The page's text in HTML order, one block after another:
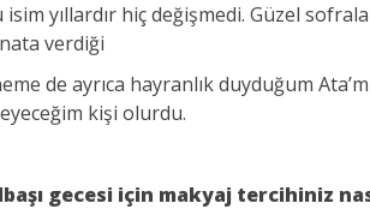
isim yıllardır hiç değişmedi. Güzel
verdiği
de ayrıca hayranlık duyduğum
kişi olurdu.
gecesi için makyaj tercihiniz